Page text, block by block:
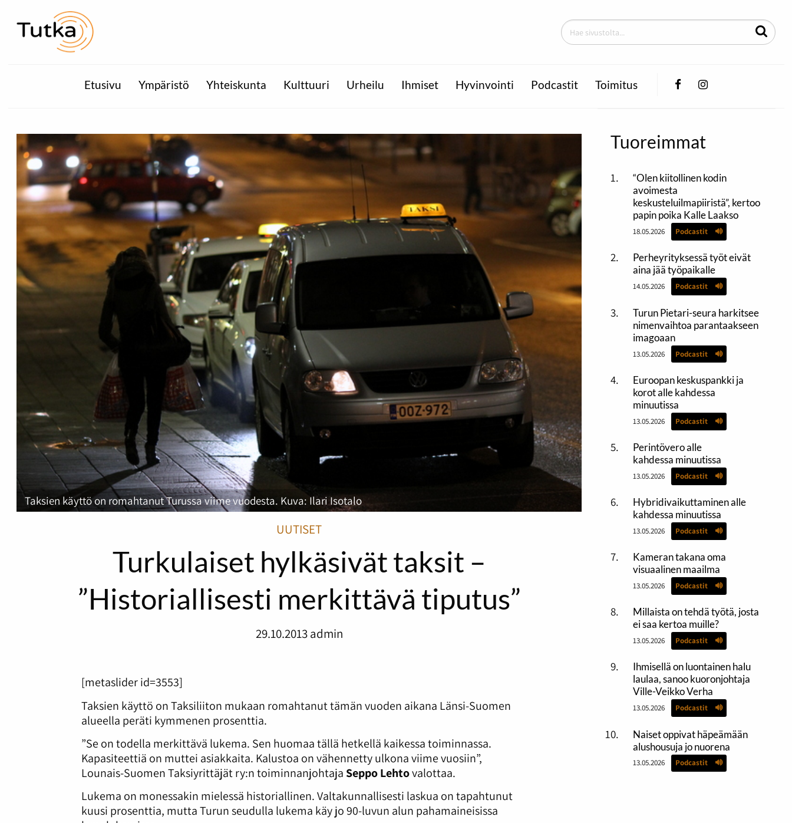
Etusivu Ympäristö Yhteiskunta Kulttuuri Urheilu Ihmiset Hyvinvointi Podcastit Toimitus FacebookInstagram
Taksien käyttö on romahtanut Turussa viime vuodesta. Kuva: Ilari Isotalo
UUTISET
Turkulaiset hylkäsivät taksit –
”Historiallisesti merkittävä tiputus”
29.10.2013 admin
[metaslider id=3553]
Taksien käyttö on Taksiliiton mukaan romahtanut tämän vuoden aikana Länsi-Suomen
alueella peräti kymmenen prosenttia.
”Se on todella merkittävä lukema. Sen huomaa tällä hetkellä kaikessa toiminnassa.
Kapasiteettiä on muttei asiakkaita. Kalustoa on vähennetty ulkona viime vuosiin”,
Lounais-Suomen Taksiyrittäjät ry:n toiminnanjohtaja Seppo Lehtovalottaa.
Lukema on monessakin mielessä historiallinen. Valtakunnallisesti laskua on tapahtunut
kuusi prosenttia, mutta Turun seudulla lukema käy jo 90-luvun alun pahamaineisissa
Tuoreimmat
“Olen kiitollinen kodin
avoimesta
keskusteluilmapiiristä”, kertoo
papin poika Kalle Laakso
18.05.2026 Podcastit
Perheyrityksessä työt eivät
aina jää työpaikalle
14.05.2026 Podcastit
Turun Pietari-seura harkitsee
nimenvaihtoa parantaakseen
imagoaan
13.05.2026 Podcastit
Euroopan keskuspankki ja
korot alle kahdessa
minuutissa
13.05.2026 Podcastit
Perintövero alle
kahdessa minuutissa
13.05.2026 Podcastit
Hybridivaikuttaminen alle
kahdessa minuutissa
13.05.2026 Podcastit
Kameran takana oma
visuaalinen maailma
13.05.2026 Podcastit
Millaista on tehdä työtä, josta
ei saa kertoa muille?
13.05.2026 Podcastit
Ihmisellä on luontainen halu
laulaa, sanoo kuoronjohtaja
Ville-Veikko Verha
13.05.2026 Podcastit
Naiset oppivat häpeämään
alushousuja jo nuorena
13.05.2026 Podcastit